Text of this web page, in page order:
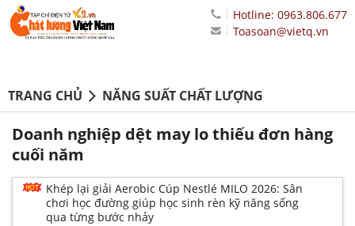
Hotline: 0963.806.677
Toasoan@vietq.vn
TRANG CHỦ NĂNG SUẤT CHẤT LƯỢNG
Doanh nghiệp dệt may lo thiếu đơn hàng
cuối năm
Khép lại giải Aerobic Cúp Nestlé MILO 2026: Sân
chơi học đường giúp học sinh rèn kỹ năng sống
qua từng bước nhảy